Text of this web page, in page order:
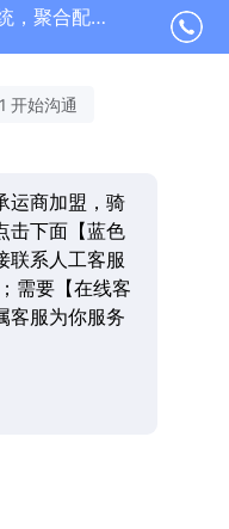
外卖系统，跑腿系统，聚合配送加盟正在为您服务
开始沟通
运商加盟，骑
击下面【蓝色
联系人工客服
需要【在线客
客服为你服务